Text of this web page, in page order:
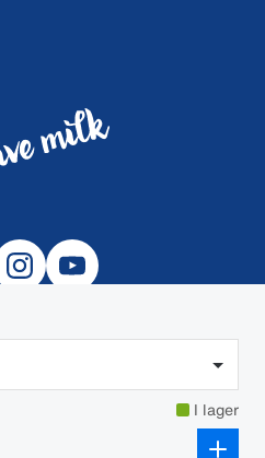
I lager